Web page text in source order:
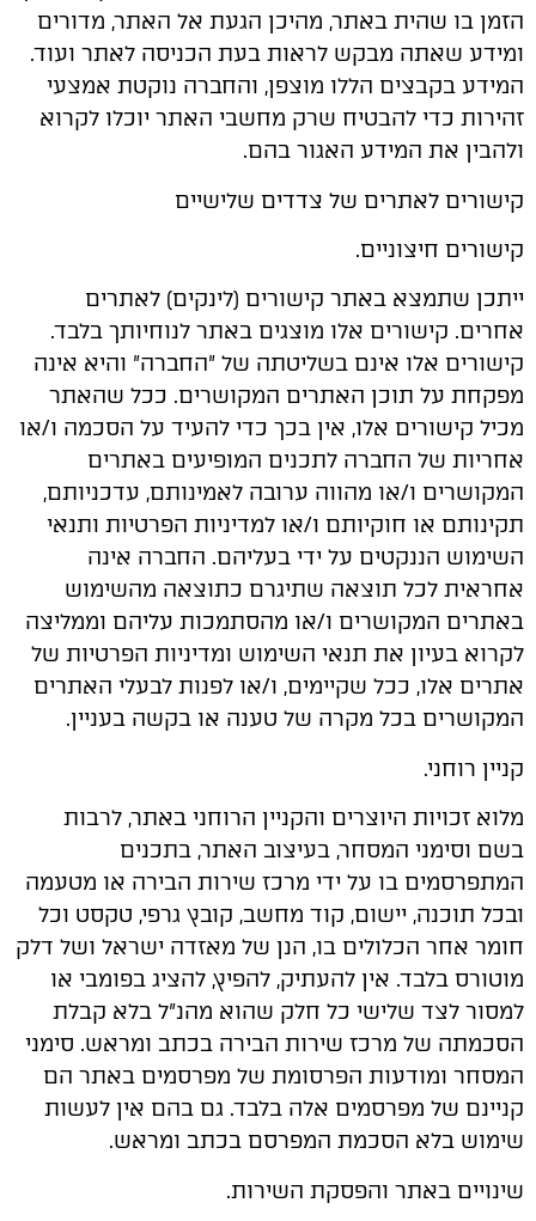
הזמן בו שהית באתר, מהיכן הגעת אל האתר, מדורים
ומידע שאתה מבקש לראות בעת הכניסה לאתר ועוד.
המידע בקבצים הללו מוצפן, והחברה נוקטת אמצעי
זהירות כדי להבטיח שרק מחשבי האתר יוכלו לקרוא
ולהבין את המידע האגור בהם.
קישורים לאתרים של צדדים שלישיים
קישורים חיצוניים.
ייתכן שתמצא באתר קישורים (לינקים) לאתרים
אחרים. קישורים אלו מוצגים באתר לנוחיותך בלבד.
קישורים אלו אינם בשליטתה של "החברה" והיא אינה
מפקחת על תוכן האתרים המקושרים. ככל שהאתר
מכיל קישורים אלו, אין בכך כדי להעיד על הסכמה ו/או
אחריות של החברה לתכנים המופיעים באתרים
המקושרים ו/או מהווה ערובה לאמינותם, עדכניותם,
תקינותם או חוקיותם ו/או למדיניות הפרטיות ותנאי
השימוש הננקטים על ידי בעליהם. החברה אינה
אחראית לכל תוצאה שתיגרם כתוצאה מהשימוש
באתרים המקושרים ו/או מהסתמכות עליהם וממליצה
לקרוא בעיון את תנאי השימוש ומדיניות הפרטיות של
אתרים אלו, ככל שקיימים, ו/או לפנות לבעלי האתרים
המקושרים בכל מקרה של טענה או בקשה בעניין.
קניין רוחני.
מלוא זכויות היוצרים והקניין הרוחני באתר, לרבות
בשם וסימני המסחר, בעיצוב האתר, בתכנים
המתפרסמים בו על ידי מרכז שירות הבירה או מטעמה
ובכל תוכנה, יישום, קוד מחשב, קובץ גרפי, טקסט וכל
חומר אחר הכלולים בו, הנן של מאזדה ישראל ושל דלק
מוטורס בלבד. אין להעתיק, להפיץ, להציג בפומבי או
למסור לצד שלישי כל חלק שהוא מהנ"ל בלא קבלת
הסכמתה של מרכז שירות הבירה בכתב ומראש. סימני
המסחר ומודעות הפרסומת של מפרסמים באתר הם
קניינם של מפרסמים אלה בלבד. גם בהם אין לעשות
שימוש בלא הסכמת המפרסם בכתב ומראש.
שינויים באתר והפסקת השירות.